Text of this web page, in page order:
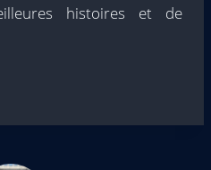
histoires et de